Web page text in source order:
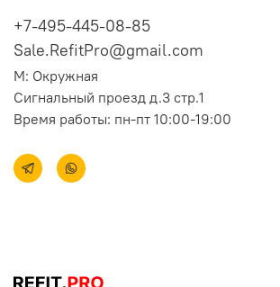
+7-495-445-08-85
Sale.RefitPro@gmail.com
М: Окружная
Сигнальный проезд д.3 стр.1
Время работы: пн-пт 10:00-19:00